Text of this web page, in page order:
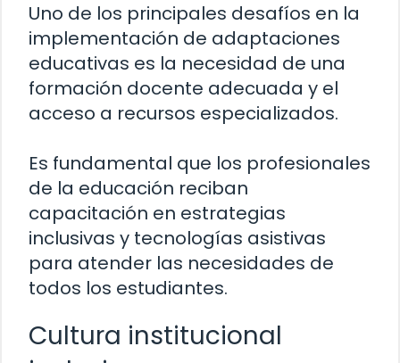
Uno de los principales desafíos en la
implementación de adaptaciones
educativas es la necesidad de una
formación docente adecuada y el
acceso a recursos especializados.
Es fundamental que los profesionales
de la educación reciban
capacitación en estrategias
inclusivas y tecnologías asistivas
para atender las necesidades de
todos los estudiantes.
Cultura institucional